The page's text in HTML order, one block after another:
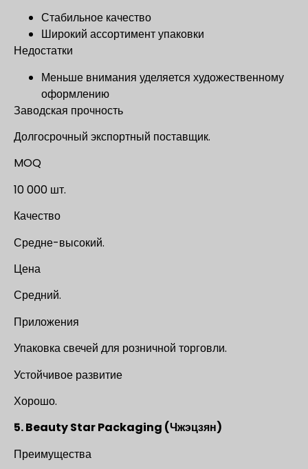
Стабильное качество
Широкий ассортимент упаковки
Недостатки
Меньше внимания уделяется художественному
оформлению
Заводская прочность
Долгосрочный экспортный поставщик.
MOQ
10 000 шт.
Качество
Средне-высокий.
Цена
Средний.
Приложения
Упаковка свечей для розничной торговли.
Устойчивое развитие
Хорошо.
5. Beauty Star Packaging (Чжэцзян)
Преимущества